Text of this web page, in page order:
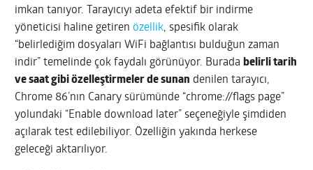
imkan tanıyor. Tarayıcıyı adeta efektif bir indirme
yöneticisi haline getiren özellik, spesifik olarak
“belirlediğim dosyaları WiFi bağlantısı bulduğun zaman
indir” temelinde çok faydalı görünüyor. Burada belirli tarih
ve saat gibi özelleştirmeler de sunan denilen tarayıcı,
Chrome 86’nın Canary sürümünde “chrome://flags page”
yolundaki “Enable download later” seçeneğiyle şimdiden
açılarak test edilebiliyor. Özelliğin yakında herkese
geleceği aktarılıyor.